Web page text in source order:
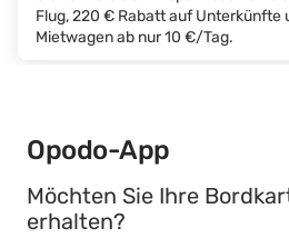
Flug, 220 € Rabatt auf Unterkünfte
Mietwagen ab nur 10 €/Tag.
Opodo-App
Möchten Sie Ihre
erhalten?